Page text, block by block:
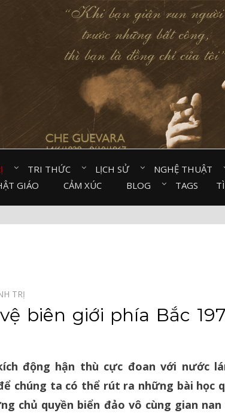
TRI THỨC⠀ LỊCH SỬ⠀ NGHỆ THUẬT⠀
GIÁO⠀
CẢM XÚC⠀ BLOG⠀ TAGS
TRỊ⠀
biên giới phía Bắc
động hận thù cực đoan với nước
chúng ta có thể rút ra những bài học
chủ quyền biển đảo vô cùng gian nan